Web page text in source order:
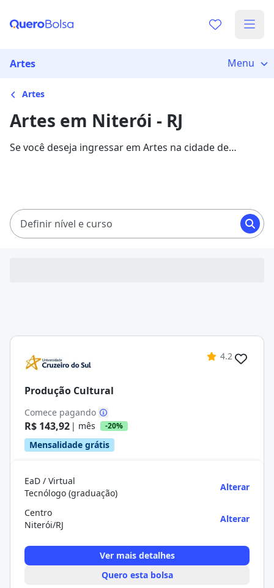
Artes Menu
Artes
Artes em Niterói - RJ
Se você deseja ingressar em Artes na cidade de
Definir nível e curso
4.2
Produção Cultural
Comece pagando
R$ 143,92 | mês -20%
Mensalidade grátis
EaD / Virtual
Tecnólogo (graduação)
Alterar
Centro
Niterói/RJ
Alterar
Ver mais detalhes
Quero esta bolsa